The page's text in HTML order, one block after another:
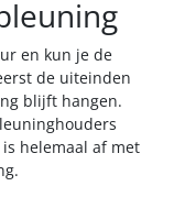
en kun je de
de uiteinden
blijft hangen.
helemaal af met